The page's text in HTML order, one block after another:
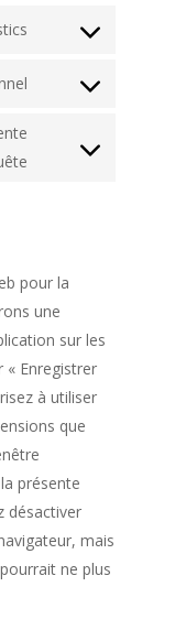
ads-
service
Consent
service
analytics
Consent
service
Consent
pour la
une
sur les
« Enregistrer
à utiliser
que
présente
désactiver
mais
ne plus